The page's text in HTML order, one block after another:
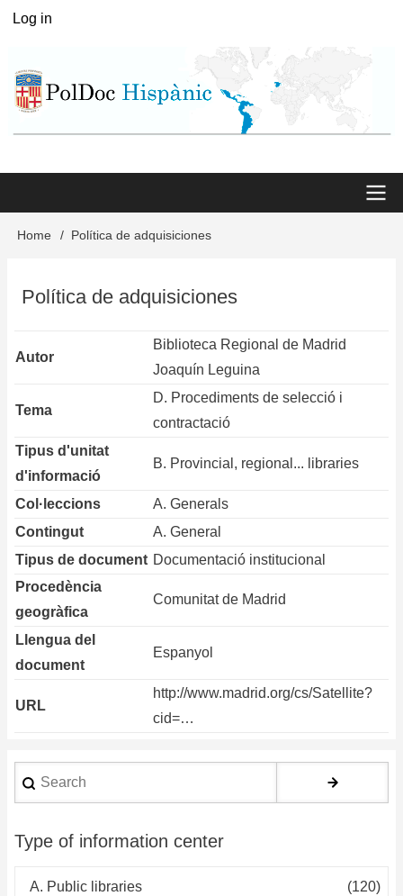
Skip
content
User
Log in
Main
Breadcrumb
Home Política de adquisiciones
Política de adquisiciones
Autor
Biblioteca Regional de Madrid
Joaquín Leguina
Tema
D. Procediments de selecció i
contractació
Tipus d'unitat
d'informació
B. Provincial, regional... libraries
Col·leccions
A. Generals
Contingut
A. General
Tipus de document Documentació institucional
Procedència
geogràfica
Comunitat de Madrid
Llengua del
document
Espanyol
URL
http://www.madrid.org/cs/Satellite?
cid=…
Search
Type of information center
A. Public libraries (120)